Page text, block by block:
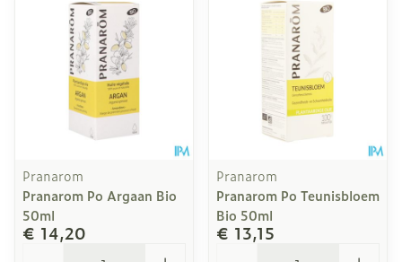
Pranarom
Pranarom Po Argaan Bio
50ml
€ 14,20
Pranarom
Pranarom Po Teunisbloem
Bio 50ml
€ 13,15